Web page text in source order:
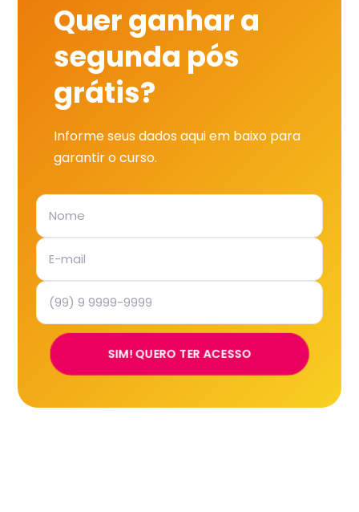
Quer ganhar a
segunda pós
grátis?
Informe seus dados aqui em baixo para
garantir o curso.
SIM! QUERO TER ACESSO